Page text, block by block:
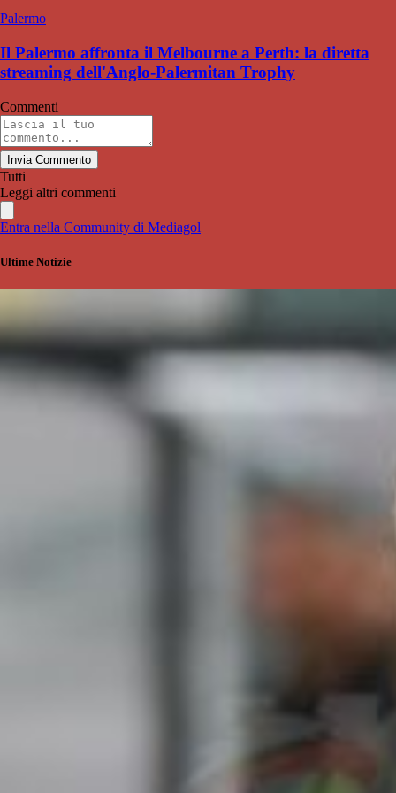
Palermo
Il Palermo affronta il Melbourne a Perth: la diretta
streaming dell'Anglo-Palermitan Trophy
Commenti
Invia Commento
Tutti
Leggi altri commenti
Entra nella Community di Mediagol
Ultime Notizie